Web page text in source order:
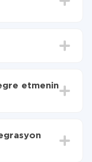
etmenin
yaparsınız.